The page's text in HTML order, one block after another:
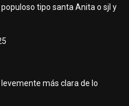
tipo santa Anita o sjl y
más clara de lo